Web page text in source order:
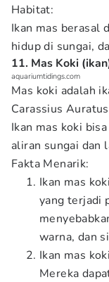
Habitat:
Ikan mas berasal
hidup di sungai,
11. Mas Koki
aquariumtidings.com
Mas koki adalah
Carassius
Ikan mas koki
aliran sungai dan
Fakta Menarik:
Ikan mas
yang terjadi
warna, dan
Ikan mas
Mereka